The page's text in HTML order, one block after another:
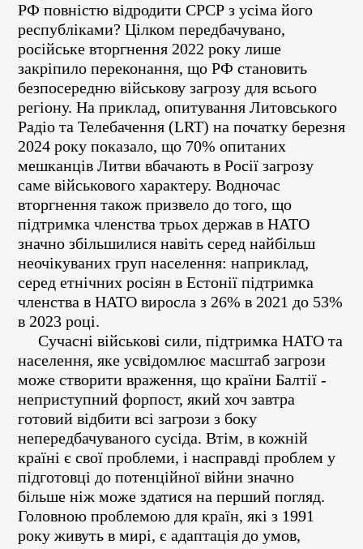
РФ повністю відродити СРСР з усіма його
республіками? Цілком передбачувано,
російське вторгнення 2022 року лише
закріпило переконання, що РФ становить
безпосередню військову загрозу для всього
регіону. На приклад, опитування Литовського
Радіо та Телебачення (LRT) на початку березня
2024 року показало, що 70% опитаних
мешканців Литви вбачають в Росії загрозу
саме військового характеру. Водночас
вторгнення також призвело до того, що
підтримка членства трьох держав в НАТО
значно збільшилися навіть серед найбільш
неочікуваних груп населення: наприклад,
серед етнічних росіян в Естонії підтримка
членства в НАТО виросла з 26% в 2021 до 53%
в 2023 році.
Сучасні військові сили, підтримка НАТО та
населення, яке усвідомлює масштаб загрози
може створити враження, що країни Балтії -
неприступний форпост, який хоч завтра
готовий відбити всі загрози з боку
непередбачуваного сусіда. Втім, в кожній
країні є свої проблеми, і насправді проблем у
підготовці до потенційної війни значно
більше ніж може здатися на перший погляд.
Головною проблемою для країн, які з 1991
року живуть в мирі, є адаптація до умов,